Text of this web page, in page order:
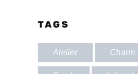
TAGS
Atelier Charm